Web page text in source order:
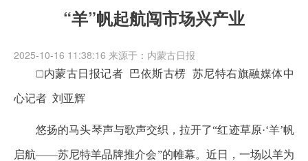
“羊”帆起航闯市场兴产业
2025-10-16 11:38:16 来源于：内蒙古日报
□内蒙古日报记者 巴依斯古楞 苏尼特右旗融媒体中
心记者 刘亚辉
悠扬的马头琴声与歌声交织，拉开了“红迹草原·‘羊’帆
启航——苏尼特羊品牌推介会”的帷幕。近日，一场以羊为